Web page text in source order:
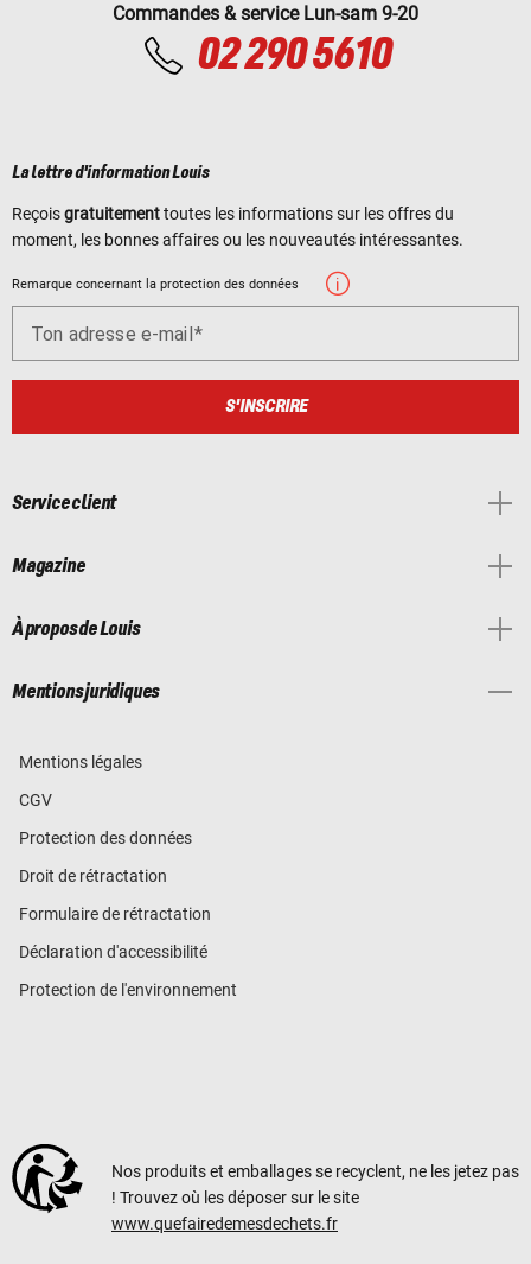
Commandes & service Lun-sam 9-20
02 290 5610
La lettre d'information Louis
Reçoisgratuitementtoutes les informations sur les offres du
moment, les bonnes affaires ou les nouveautés intéressantes.
Remarque concernant la protection des données
Ton adresse e-mail
S'INSCRIRE
Service client
Magazine
À propos de Louis
Mentions juridiques
Mentions légales
CGV
Protection des données
Droit de rétractation
Formulaire de rétractation
Déclaration d'accessibilité
Protection de l'environnement
Nos produits et emballages se recyclent, ne les jetez pas
! Trouvez où les déposer sur le site
www.quefairedemesdechets.fr